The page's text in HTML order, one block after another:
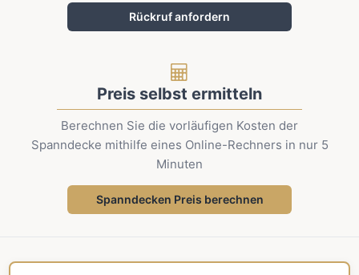
Rückruf anfordern
Preis selbst ermitteln
Berechnen Sie die vorläufigen Kosten der
Spanndecke mithilfe eines Online-Rechners in nur 5
Minuten
Spanndecken Preis berechnen